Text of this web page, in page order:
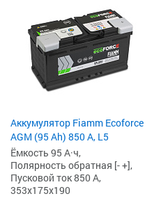
Аккумулятор Fiamm Ecoforce
AGM (95 Ah) 850 A, L5
Ёмкость 95 А·ч,
Полярность обратная [- +],
Пусковой ток 850 А,
353x175x190